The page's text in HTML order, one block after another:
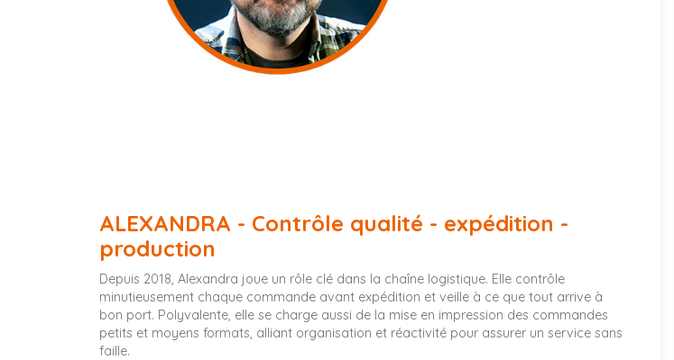
ALEXANDRA - Contrôle qualité - expédition -
production
Depuis 2018, Alexandra joue un rôle clé dans la chaîne logistique. Elle contrôle
minutieusement chaque commande avant expédition et veille à ce que tout arrive à
bon port. Polyvalente, elle se charge aussi de la mise en impression des commandes
petits et moyens formats, alliant organisation et réactivité pour assurer un service sans
faille.